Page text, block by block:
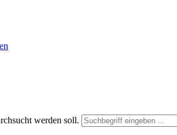
werden soll.